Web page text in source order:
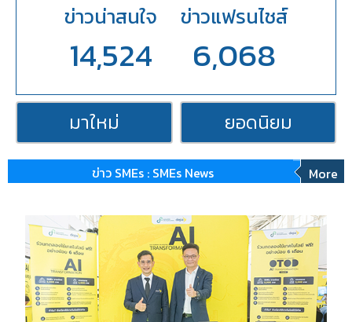
ข่าวน่าสนใจ
14,524
ข่าวแฟรนไชส์
6,068
มาใหม่ ยอดนิยม
ข่าว SMEs : SMEs News More